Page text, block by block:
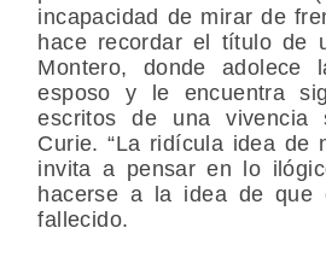
incapacidad de mirar de
hace recordar el título de
Montero, donde adolece
esposo y le encuentra
escritos de una vivencia
Curie. “La ridícula idea de
invita a pensar en lo
hacerse a la idea de que
fallecido.